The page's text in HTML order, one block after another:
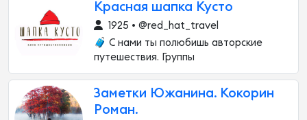
Красная шапка Кусто
1925 • @red_hat_travel
🧳 С нами ты полюбишь авторские
путешествия. Группы
Заметки Южанина. Кокорин
Роман.